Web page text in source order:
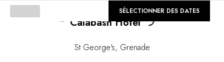
GALERIE
Calabash Hotel
Loading...
St George's, Grenade
SÉLECTIONNER DES DATES